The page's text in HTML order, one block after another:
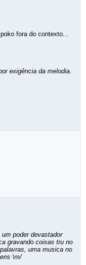
fora do contexto...
exigência da melodia.
poder devastador
gravando coisas tru no
uma musica no
\m/